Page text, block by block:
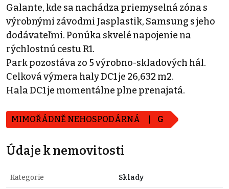
Galante, kde sa nachádza priemyselná zóna s
výrobnými závodmi Jasplastik, Samsung s jeho
dodávateľmi. Ponúka skvelé napojenie na
rýchlostnú cestu R1.
Park pozostáva zo 5 výrobno-skladových hál.
Celková výmera haly DC1 je 26,632 m2.
Hala DC1 je momentálne plne prenajatá.
MIMOŘÁDNĚ NEHOSPODÁRNÁ G
Údaje k nemovitosti
Kategorie Sklady